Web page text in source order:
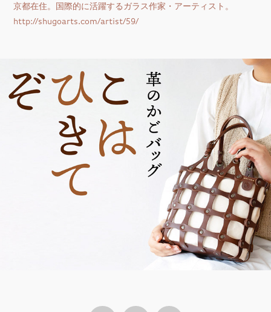
京都在住。国際的に活躍するガラス作家・アーティスト。
http://shugoarts.com/artist/59/